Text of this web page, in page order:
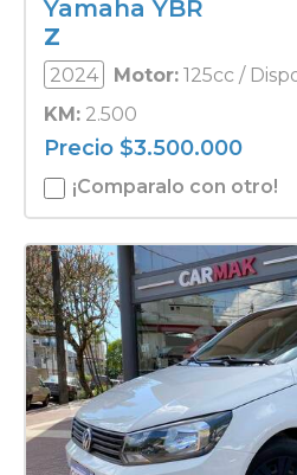
Yamaha YBR
Z
2024 Motor: 125cc /
KM: 2.500
Precio $3.500.000
¡Comparalo con otro!